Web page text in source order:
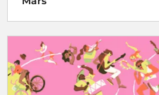
Le Concert de Paris du 14
Eiffel toujours en direct sur
le monde entier